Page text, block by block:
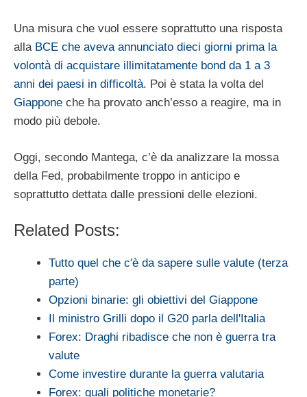
Una misura che vuol essere soprattutto una risposta
allaBCE che aveva annunciato dieci giorni prima la
volontà di acquistare illimitatamente bond da 1 a 3
anni dei paesi in difficoltà. Poi è stata la volta del
Giappone che ha provato anch’esso a reagire, ma in
modo più debole.
Oggi, secondo Mantega, c’è da analizzare la mossa
della Fed, probabilmente troppo in anticipo e
soprattutto dettata dalle pressioni delle elezioni.
Related Posts:
Tutto quel che c'è da sapere sulle valute (terza
parte)
Opzioni binarie: gli obiettivi del Giappone
Il ministro Grilli dopo il G20 parla dell'Italia
Forex: Draghi ribadisce che non è guerra tra
valute
Come investire durante la guerra valutaria
Forex: quali politiche monetarie?